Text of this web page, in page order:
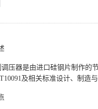
调压器是由进口硅钢片制作的
及相关标准设计、制造与